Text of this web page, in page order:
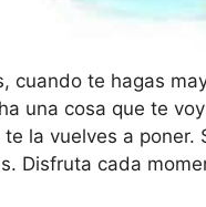
cuando te hagas
una cosa que te
la vuelves a
Disfruta cada